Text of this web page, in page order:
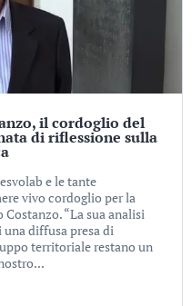
il cordoglio del
di riflessione sulla
e le tante
vivo cordoglio per la
“La sua analisi
una diffusa presa di
territoriale restano un